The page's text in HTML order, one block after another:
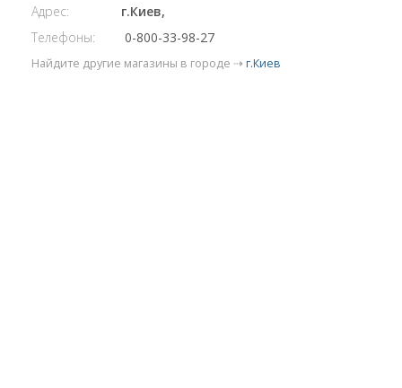
Адрес:
г.Киев,
Телефоны:
0-800-33-98-27
Найдите другие магазины в городе ⇢ г.Киев